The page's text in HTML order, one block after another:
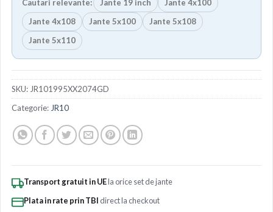
Cautari relevante: Jante 19 inch
Jante 4x100
Jante 4x108
Jante 5x100
Jante 5x108
Jante 5x110
SKU: JR101995XX2074GD
Categorie: JR10
Transport gratuit in UEla orice set de jante
Plata in rate prin TBI direct la checkout